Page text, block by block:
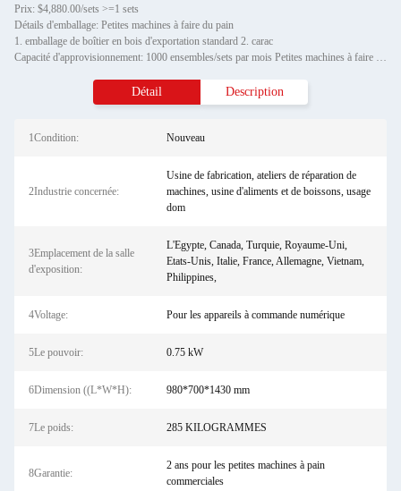
Prix: $4,880.00/sets >=1 sets
Détails d'emballage: Petites machines à faire du pain
1. emballage de boîtier en bois d'exportation standard 2. carac
Capacité d'approvisionnement: 1000 ensembles/sets par mois Petites machines à faire du pain commerciales
Détail Description
1Condition: Nouveau
2Industrie concernée:
Usine de fabrication, ateliers de réparation de
machines, usine d'aliments et de boissons, usage
dom
3Emplacement de la salle
d'exposition:
L'Egypte, Canada, Turquie, Royaume-Uni,
Etats-Unis, Italie, France, Allemagne, Vietnam,
Philippines,
4Voltage: Pour les appareils à commande numérique
5Le pouvoir: 0.75 kW
6Dimension ((L*W*H): 980*700*1430 mm
7Le poids: 285 KILOGRAMMES
8Garantie:
2 ans pour les petites machines à pain
commerciales